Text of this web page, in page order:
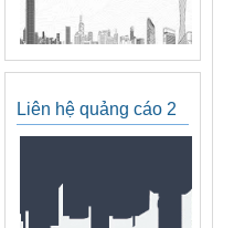
Liên hệ quảng cáo 2